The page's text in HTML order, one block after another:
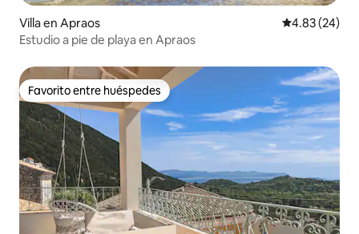
Villa en Apraos Calificación
4.83 (24)
Estudio a pie de playa en Apraos
Favorito entre huéspedes
Favorito entre huéspedes